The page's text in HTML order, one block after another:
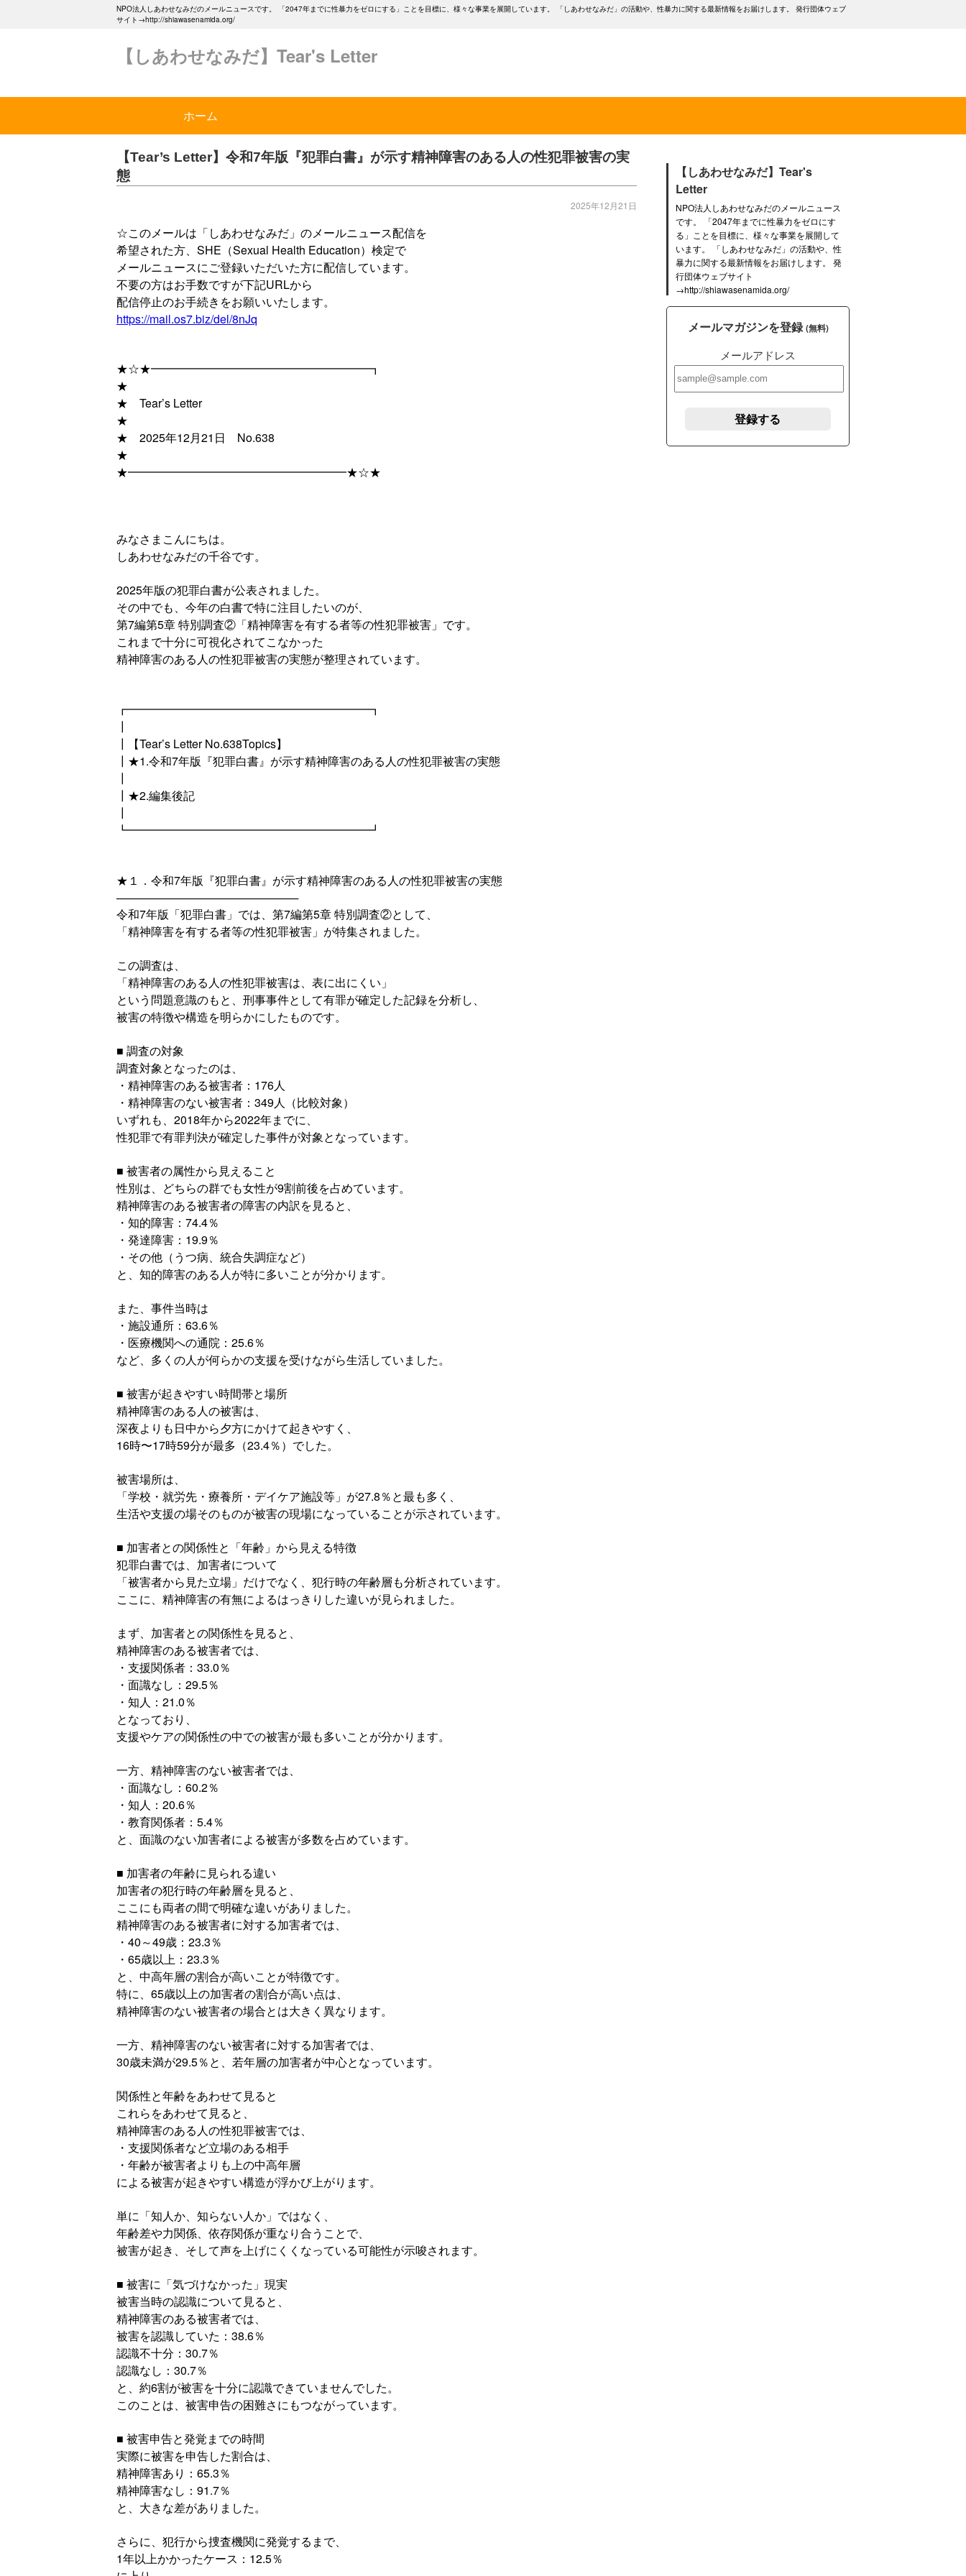
NPO法人しあわせなみだのメールニュースです。 「2047年までに性暴力をゼロにする」ことを目標に、様々な事業を展開しています。 「しあわせなみだ」の活動や、性暴力に関する最新情報をお届けします。 発行団体ウェブ
サイト→http://shiawasenamida.org/
【しあわせなみだ】Tear's Letter
ホーム
【Tear’s Letter】令和7年版『犯罪白書』が示す精神障害のある人の性犯罪被害の実
態
2025年12月21日
☆このメールは「しあわせなみだ」のメールニュース配信を
希望された方、SHE（Sexual Health Education）検定で
メールニュースにご登録いただいた方に配信しています。
不要の方はお手数ですが下記URLから
配信停止のお手続きをお願いいたします。
https://mail.os7.biz/del/8nJq
★☆★━━━━━━━━━━━━━━━━━━━┓
★
★ Tear’s Letter
★
★ 2025年12月21日 No.638
★
★━━━━━━━━━━━━━━━━━━━★☆★
みなさまこんにちは。
しあわせなみだの千谷です。
2025年版の犯罪白書が公表されました。
その中でも、今年の白書で特に注目したいのが、
第7編第5章 特別調査②「精神障害を有する者等の性犯罪被害」です。
これまで十分に可視化されてこなかった
精神障害のある人の性犯罪被害の実態が整理されています。
┏━━━━━━━━━━━━━━━━━━━━━┓
┃
┃【Tear’s Letter No.638Topics】
┃★1.令和7年版『犯罪白書』が示す精神障害のある人の性犯罪被害の実態
┃
┃★2.編集後記
┃
┗━━━━━━━━━━━━━━━━━━━━━┛
★１．令和7年版『犯罪白書』が示す精神障害のある人の性犯罪被害の実態
───────────────────────
令和7年版「犯罪白書」では、第7編第5章 特別調査②として、
「精神障害を有する者等の性犯罪被害」が特集されました。
この調査は、
「精神障害のある人の性犯罪被害は、表に出にくい」
という問題意識のもと、刑事事件として有罪が確定した記録を分析し、
被害の特徴や構造を明らかにしたものです。
■ 調査の対象
調査対象となったのは、
・精神障害のある被害者：176人
・精神障害のない被害者：349人（比較対象）
いずれも、2018年から2022年までに、
性犯罪で有罪判決が確定した事件が対象となっています。
■ 被害者の属性から見えること
性別は、どちらの群でも女性が9割前後を占めています。
精神障害のある被害者の障害の内訳を見ると、
・知的障害：74.4％
・発達障害：19.9％
・その他（うつ病、統合失調症など）
と、知的障害のある人が特に多いことが分かります。
また、事件当時は
・施設通所：63.6％
・医療機関への通院：25.6％
など、多くの人が何らかの支援を受けながら生活していました。
■ 被害が起きやすい時間帯と場所
精神障害のある人の被害は、
深夜よりも日中から夕方にかけて起きやすく、
16時〜17時59分が最多（23.4％）でした。
被害場所は、
「学校・就労先・療養所・デイケア施設等」が27.8％と最も多く、
生活や支援の場そのものが被害の現場になっていることが示されています。
■ 加害者との関係性と「年齢」から見える特徴
犯罪白書では、加害者について
「被害者から見た立場」だけでなく、犯行時の年齢層も分析されています。
ここに、精神障害の有無によるはっきりした違いが見られました。
まず、加害者との関係性を見ると、
精神障害のある被害者では、
・支援関係者：33.0％
・面識なし：29.5％
・知人：21.0％
となっており、
支援やケアの関係性の中での被害が最も多いことが分かります。
一方、精神障害のない被害者では、
・面識なし：60.2％
・知人：20.6％
・教育関係者：5.4％
と、面識のない加害者による被害が多数を占めています。
■ 加害者の年齢に見られる違い
加害者の犯行時の年齢層を見ると、
ここにも両者の間で明確な違いがありました。
精神障害のある被害者に対する加害者では、
・40～49歳：23.3％
・65歳以上：23.3％
と、中高年層の割合が高いことが特徴です。
特に、65歳以上の加害者の割合が高い点は、
精神障害のない被害者の場合とは大きく異なります。
一方、精神障害のない被害者に対する加害者では、
30歳未満が29.5％と、若年層の加害者が中心となっています。
関係性と年齢をあわせて見ると
これらをあわせて見ると、
精神障害のある人の性犯罪被害では、
・支援関係者など立場のある相手
・年齢が被害者よりも上の中高年層
による被害が起きやすい構造が浮かび上がります。
単に「知人か、知らない人か」ではなく、
年齢差や力関係、依存関係が重なり合うことで、
被害が起き、そして声を上げにくくなっている可能性が示唆されます。
■ 被害に「気づけなかった」現実
被害当時の認識について見ると、
精神障害のある被害者では、
被害を認識していた：38.6％
認識不十分：30.7％
認識なし：30.7％
と、約6割が被害を十分に認識できていませんでした。
このことは、被害申告の困難さにもつながっています。
■ 被害申告と発覚までの時間
実際に被害を申告した割合は、
精神障害あり：65.3％
精神障害なし：91.7％
と、大きな差がありました。
さらに、犯行から捜査機関に発覚するまで、
1年以上かかったケース：12.5％
【しあわせなみだ】Tear's
Letter
NPO法人しあわせなみだのメールニュース
です。 「2047年までに性暴力をゼロにす
る」ことを目標に、様々な事業を展開して
います。 「しあわせなみだ」の活動や、性
暴力に関する最新情報をお届けします。 発
行団体ウェブサイト
→http://shiawasenamida.org/
メールマガジンを登録(無料)
メールアドレス
登録する